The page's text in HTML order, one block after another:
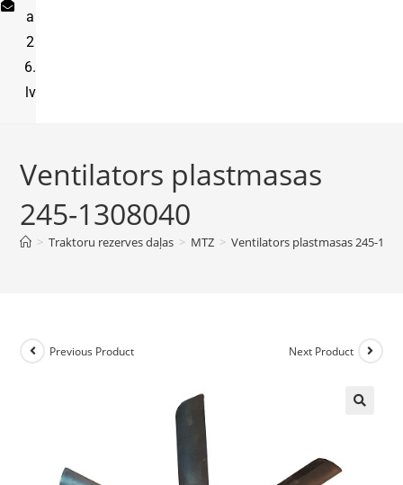
a
2
6.
lv
Ventilators plastmasas
245-1308040
> Traktoru rezerves daļas > MTZ > Ventilators plastmasas 245-
Previous Product Next Product